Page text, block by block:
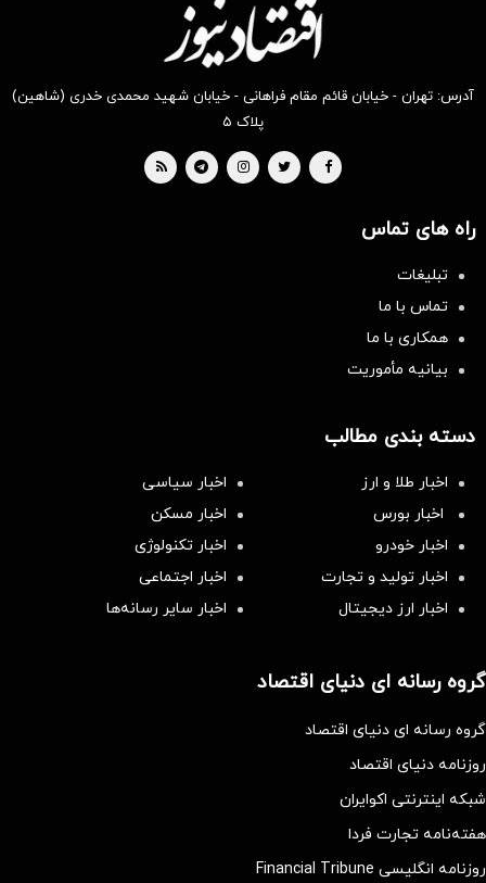
آدرس: تهران - خیابان قائم مقام فراهانی - خیابان شهید محمدی خدری (شاهین)
پلاک ۵
راه های تماس
تبلیغات
تماس با ما
همکاری با ما
بیانیه مأموریت
دسته بندی مطالب
اخبار طلا و ارز
اخبار سیاسی
اخبار بورس
اخبار مسکن
اخبار خودرو
اخبار تکنولوژی
اخبار تولید و تجارت
اخبار اجتماعی
اخبار ارز دیجیتال
اخبار سایر رسانه‌‌ها
گروه رسانه ای دنیای اقتصاد
گروه رسانه ای دنیای اقتصاد
روزنامه دنیای اقتصاد
شبکه اینترنتی اکوایران
هفته‌نامه تجارت فردا
روزنامه انگلیسی Financial Tribune